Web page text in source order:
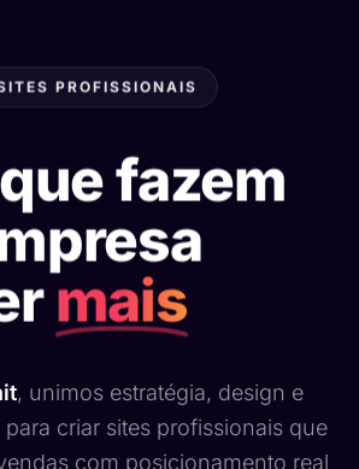
PROFISSIONAIS
fazem
mais
, unimos estratégia, design e
para criar sites profissionais que
com posicionamento real